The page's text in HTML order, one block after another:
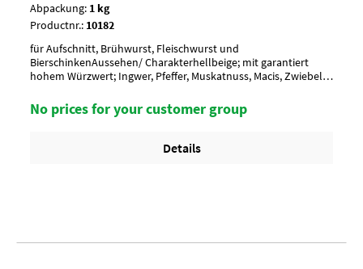
Abpackung: 1 kg
Productnr.: 10182
für Aufschnitt, Brühwurst, Fleischwurst und
BierschinkenAussehen/ Charakterhellbeige; mit garantiert
hohem Würzwert; Ingwer, Pfeffer, Muskatnuss, Macis, Zwiebel,
MasseUmverpackung20 Btl. je Krt. (DF 100) / 36 Krt. per
PaletteArtikel-StatusHalal geeignet
No prices for your customer group
Details